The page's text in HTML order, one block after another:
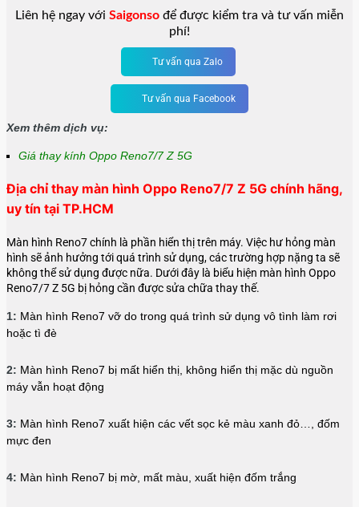
Liên hệ ngay với Saigonso để được kiểm tra và tư vấn miễn
phí!
Tư vấn qua Zalo
Tư vấn qua Facebook
Xem thêm dịch vụ:
Giá thay kính Oppo Reno7/7 Z 5G
Địa chỉ thay màn hình Oppo Reno7/7 Z 5G chính hãng,
uy tín tại TP.HCM
Màn hình Reno7 chính là phần hiển thị trên máy. Việc hư hỏng màn
hình sẽ ảnh hưởng tới quá trình sử dụng, các trường hợp nặng ta sẽ
không thể sử dụng được nữa. Dưới đây là biểu hiện màn hình Oppo
Reno7/7 Z 5G bị hỏng cần được sửa chữa thay thế.
1: Màn hình Reno7 vỡ do trong quá trình sử dụng vô tình làm rơi
hoặc tì đè
2: Màn hình Reno7 bị mất hiển thị, không hiển thị mặc dù nguồn
máy vẫn hoạt động
3: Màn hình Reno7 xuất hiện các vết sọc kẻ màu xanh đỏ…, đốm
mực đen
4: Màn hình Reno7 bị mờ, mất màu, xuất hiện đốm trắng